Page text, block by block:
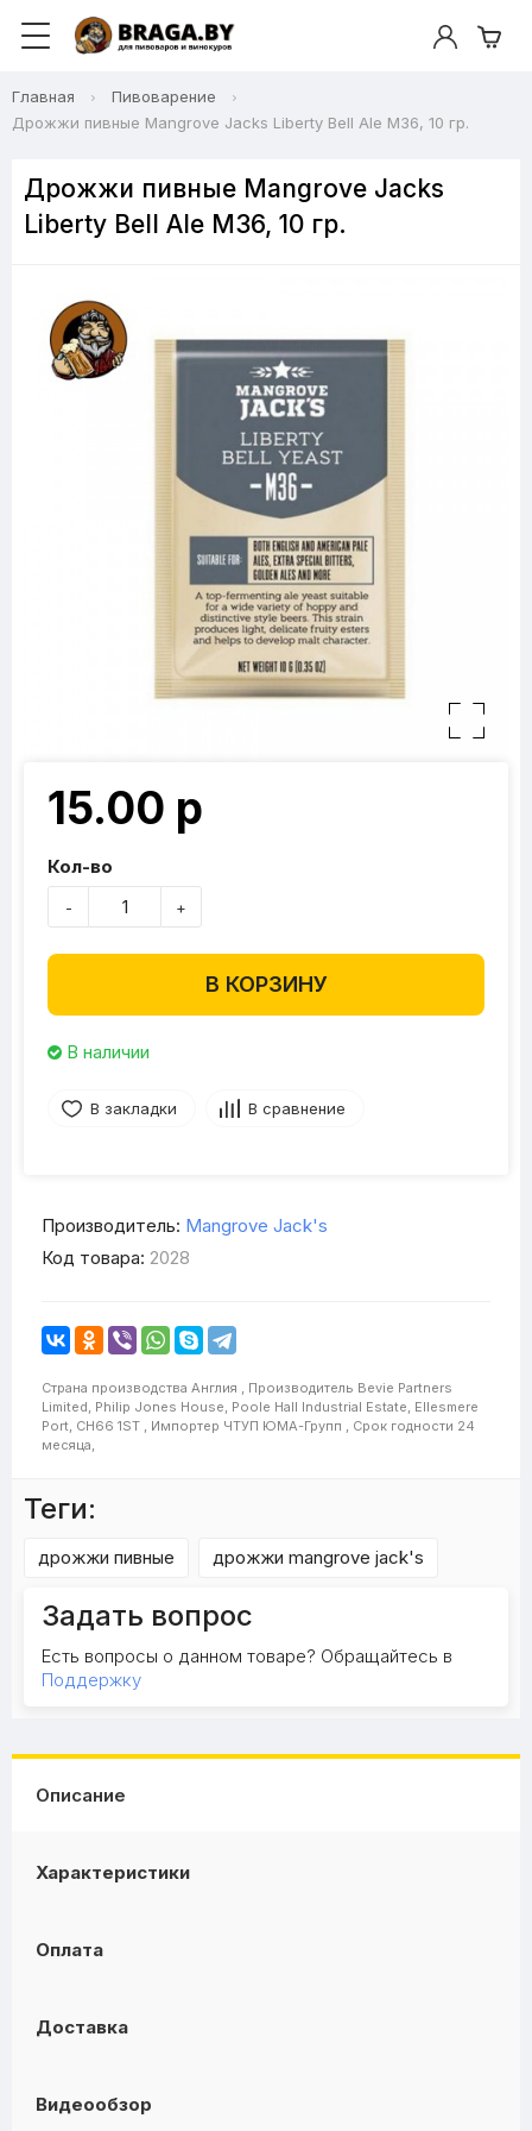
Главная
Пивоварение
Дрожжи пивные Mangrove Jacks Liberty Bell Ale M36, 10 гр.
Дрожжи пивные Mangrove Jacks
Liberty Bell Ale M36, 10 гр.
15.00 р
Кол-во
- +
В КОРЗИНУ
В наличии
В закладки В сравнение
Производитель: Mangrove Jack's
Код товара: 2028
Страна производства Англия , Производитель Bevie Partners
Limited, Philip Jones House, Poole Hall Industrial Estate, Ellesmere
Port, CH66 1ST , Импортер ЧТУП ЮМА-Групп , Срок годности 24
месяца,
Теги:
дрожжи пивные дрожжи mangrove jack's
Задать вопрос
Есть вопросы о данном товаре? Обращайтесь в
Поддержку
Описание
Характеристики
Оплата
Доставка
Видеообзор